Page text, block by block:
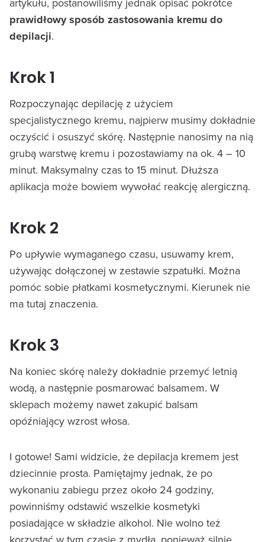
prawidłowy sposób zastosowania kremu do
depilacji.
Krok 1
Rozpoczynając depilację z użyciem
specjalistycznego kremu, najpierw musimy dokładnie
oczyścić i osuszyć skórę. Następnie nanosimy na nią
grubą warstwę kremu i pozostawiamy na ok. 4 – 10
minut. Maksymalny czas to 15 minut. Dłuższa
aplikacja może bowiem wywołać reakcję alergiczną.
Krok 2
Po upływie wymaganego czasu, usuwamy krem,
używając dołączonej w zestawie szpatułki. Można
pomóc sobie płatkami kosmetycznymi. Kierunek nie
ma tutaj znaczenia.
Krok 3
Na koniec skórę należy dokładnie przemyć letnią
wodą, a następnie posmarować balsamem. W
sklepach możemy nawet zakupić balsam
opóźniający wzrost włosa.
I gotowe! Sami widzicie, że depilacja kremem jest
dziecinnie prosta. Pamiętajmy jednak, że po
wykonaniu zabiegu przez około 24 godziny,
powinniśmy odstawić wszelkie kosmetyki
posiadające w składzie alkohol. Nie wolno też